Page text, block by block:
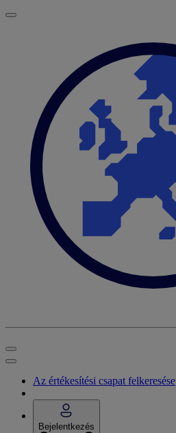
Az értékesítési csapat felkeresése
Bejelentkezés